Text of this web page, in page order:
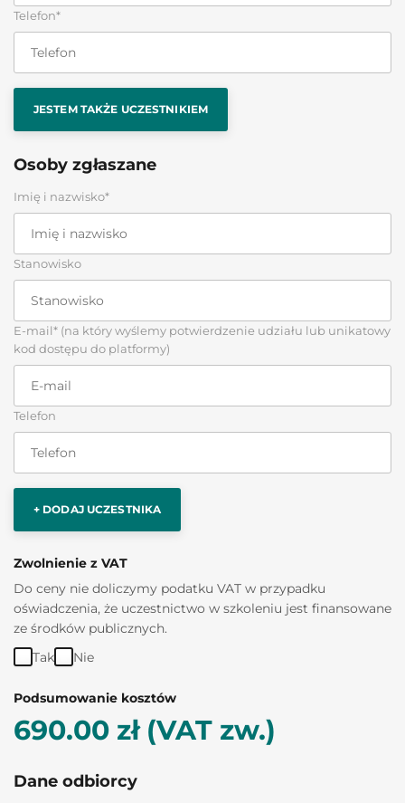
Telefon*
JESTEM TAKŻE UCZESTNIKIEM
Osoby zgłaszane
Imię i nazwisko*
Stanowisko
E-mail* (na który wyślemy potwierdzenie udziału lub unikatowy
kod dostępu do platformy)
Telefon
+ DODAJ UCZESTNIKA
Zwolnienie z VAT
Do ceny nie doliczymy podatku VAT w przypadku
oświadczenia, że uczestnictwo w szkoleniu jest finansowane
ze środków publicznych.
Tak
Nie
Podsumowanie kosztów
690.00 zł (VAT zw.)
Dane odbiorcy